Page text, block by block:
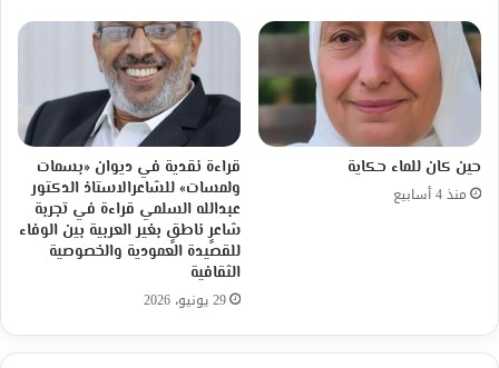
حين كان للماء حكاية
منذ 4 أسابيع
قراءة نقدية في ديوان «بسمات
ولمسات» للشاعرالاستاذ الدكتور
عبدالله السلمي قراءة في تجربة
شاعرٍ ناطقٍ بغير العربية بين الوفاء
للقصيدة العمودية والخصوصية
الثقافية
29 يونيو، 2026